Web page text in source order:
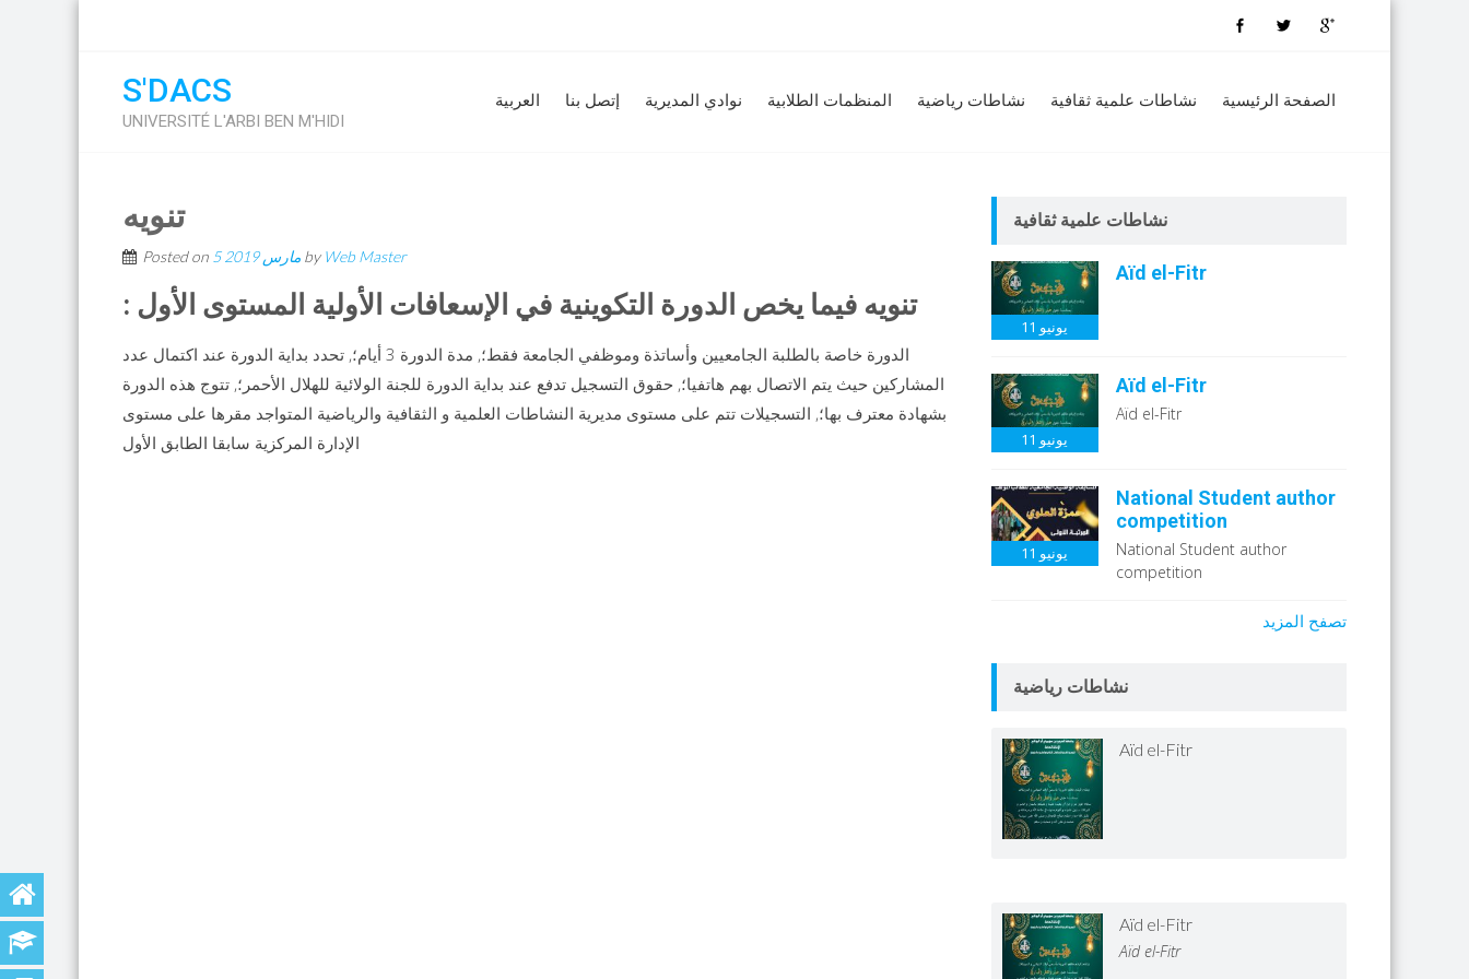
S'DACS
UNIVERSITÉ L'ARBI BEN M'HIDI
العربية إتصل بنا نوادي المديرية المنظمات الطلابية نشاطات رياضية نشاطات علمية ثقافية الصفحة الرئيسية
تنويه
Posted on 5 مارس 2019 by Web Master
: تنويه فيما يخص الدورة التكوينية في الإسعافات الأولية المستوى الأول
الدورة خاصة بالطلبة الجامعيين وأساتذة وموظفي الجامعة فقط؛, مدة الدورة 3 أيام؛, تحدد بداية الدورة عند اكتمال عدد
المشاركين حيث يتم الاتصال بهم هاتفيا؛, حقوق التسجيل تدفع عند بداية الدورة للجنة الولائية للهلال الأحمر؛, تتوج هذه الدورة
بشهادة معترف بها؛, التسجيلات تتم على مستوى مديرية النشاطات العلمية و الثقافية والرياضية المتواجد مقرها على مستوى
الإدارة المركزية سابقا الطابق الأول
نشاطات علمية ثقافية
11 يونيو
Aïd el-Fitr
11 يونيو
Aïd el-Fitr
Aïd el-Fitr
11 يونيو
National Student author
competition
National Student author
competition
تصفح المزيد
نشاطات رياضية
Aïd el-Fitr
Aïd el-Fitr
Aïd el-Fitr